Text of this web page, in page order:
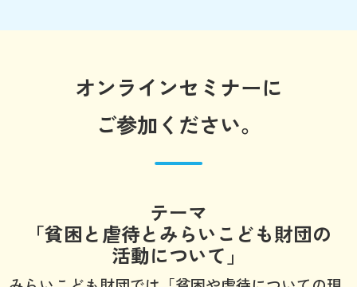
オンラインセミナーに
ご参加ください。
テーマ
「貧困と虐待とみらいこども財団の
活動について」